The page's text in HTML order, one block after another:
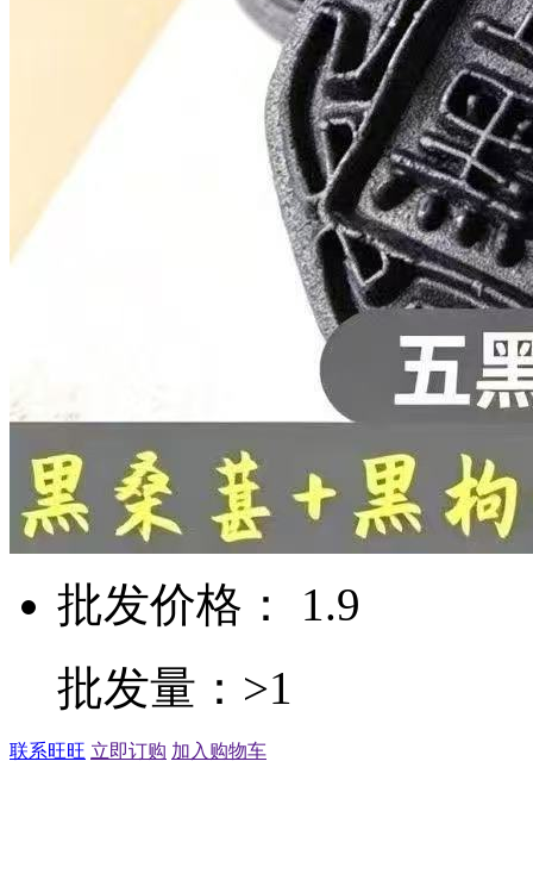
批发价格： 1.9
批发量：>1
联系旺旺 立即订购 加入购物车